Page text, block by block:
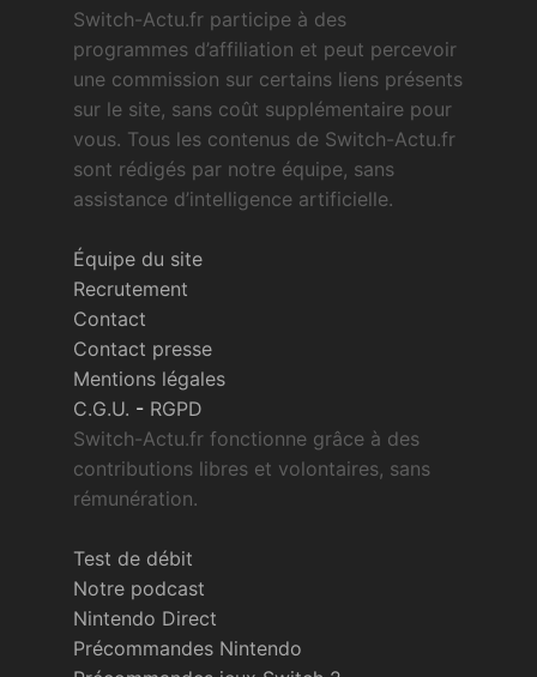
Switch-Actu.fr participe à des
programmes d’affiliation et peut percevoir
une commission sur certains liens présents
sur le site, sans coût supplémentaire pour
vous. Tous les contenus de Switch-Actu.fr
sont rédigés par notre équipe, sans
assistance d’intelligence artificielle.
Équipe du site
Recrutement
Contact
Contact presse
Mentions légales
C.G.U. - RGPD
Switch-Actu.fr fonctionne grâce à des
contributions libres et volontaires, sans
rémunération.
Test de débit
Notre podcast
Nintendo Direct
Précommandes Nintendo